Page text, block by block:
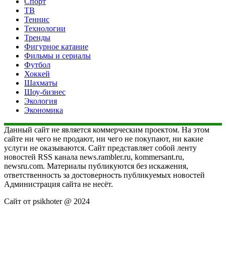
ТВ
Теннис
Технологии
Тренды
Фигурное катание
Фильмы и сериалы
Футбол
Хоккей
Шахматы
Шоу-бизнес
Экология
Экономика
Данный сайт не является коммерческим проектом. На этом
сайте ни чего не продают, ни чего не покупают, ни какие
услуги не оказываются. Сайт представляет собой ленту
новостей RSS канала news.rambler.ru, kommersant.ru,
newsru.com. Материалы публикуются без искажения,
ответственность за достоверность публикуемых новостей
Администрация сайта не несёт.
Сайт от psikhoter @ 2024